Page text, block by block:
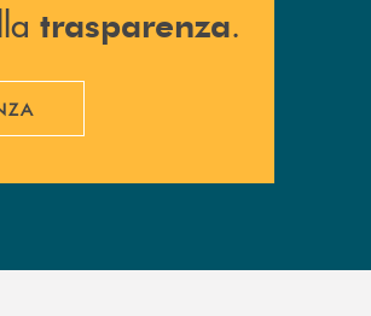
trasparenza.